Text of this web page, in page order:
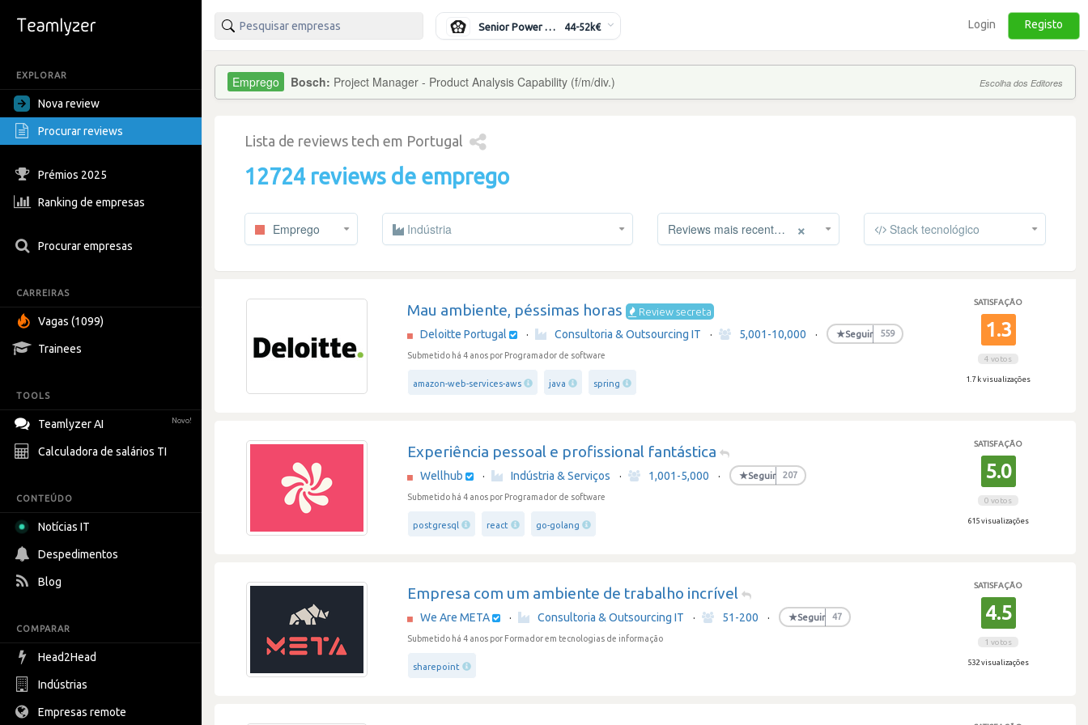
EXPLORAR
Nova review
Procurar reviews
Prémios 2025
Ranking de empresas
Procurar empresas
CARREIRAS
Vagas (1099)
Trainees
TOOLS
Teamlyzer AI Novo!
Calculadora de salários TI
CONTEÚDO
Notícias IT
Despedimentos
Blog
COMPARAR
Head2Head
Indústrias
Empresas remote
Senior Power Systems Engineer 44-52k€ Login Registo
Bosch: Project Manager - Product Analysis Capability (f/m/div.) Escolha dos Editores
Lista de reviews tech em Portugal
12724 reviews de emprego
Emprego Indústria ×
Reviews mais recentes Stack tecnológico
Mau ambiente, péssimas horas Review secreta
Deloitte Portugal · Consultoria & Outsourcing IT · 5,001-10,000 · ★Seguir 559
Submetido há 4 anos por Programador de software
amazon-web-services-aws java spring
SATISFAÇÃO
1.3
4 votos
1.7 k visualizações
Experiência pessoal e profissional fantástica
Wellhub · Indústria & Serviços · 1,001-5,000 · ★Seguir 207
Submetido há 4 anos por Programador de software
postgresql react go-golang
SATISFAÇÃO
5.0
0 votos
615 visualizações
Empresa com um ambiente de trabalho incrível
We Are META · Consultoria & Outsourcing IT · 51-200 · ★Seguir 47
Submetido há 4 anos por Formador em tecnologias de informação
sharepoint
SATISFAÇÃO
4.5
1 votos
532 visualizações